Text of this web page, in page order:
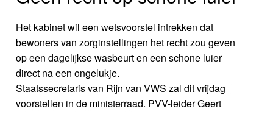
Het kabinet wil een wetsvoorstel intrekken dat
bewoners van zorginstellingen het recht zou geven
op een dagelijkse wasbeurt en een schone luier
direct na een ongelukje.
Staatssecretaris van Rijn van VWS zal dit vrijdag
voorstellen in de ministerraad. PVV-leider Geert